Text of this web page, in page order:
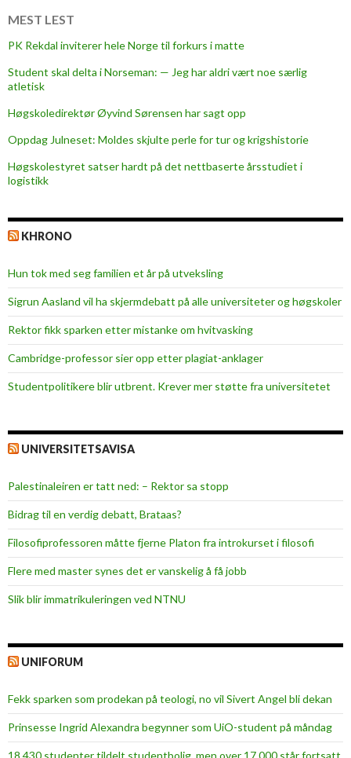
h
e
r
MEST LEST
PK Rekdal inviterer hele Norge til forkurs i matte
Student skal delta i Norseman: — Jeg har aldri vært noe særlig
atletisk
Høgskoledirektør Øyvind Sørensen har sagt opp
Oppdag Julneset: Moldes skjulte perle for tur og krigshistorie
Høgskolestyret satser hardt på det nettbaserte årsstudiet i
logistikk
KHRONO
Hun tok med seg familien et år på utveksling
Sigrun Aasland vil ha skjerm­debatt på alle universiteter og høgskoler
Rektor fikk sparken etter mistanke om hvitvasking
Cambridge-professor sier opp etter plagiat-anklager
Studentpolitikere blir utbrent. Krever mer støtte fra universitetet
UNIVERSITETSAVISA
Palestinaleiren er tatt ned: – Rektor sa stopp
Bidrag til en verdig debatt, Brataas?
Filosofiprofessoren måtte fjerne Platon fra introkurset i filosofi
Flere med master synes det er vanskelig å få jobb
Slik blir immatrikuleringen ved NTNU
UNIFORUM
Fekk sparken som prodekan på teologi, no vil Sivert Angel bli dekan
Prinsesse Ingrid Alexandra begynner som UiO-student på måndag
18 430 studenter tildelt studentbolig, men over 17 000 står fortsatt